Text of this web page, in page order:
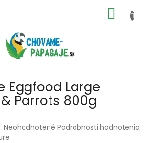
KOŠÍK
Eggfood Large
Parrots 800g
Priemerné
hodnotenie
Neohodnotené Podrobnosti hodnotenia